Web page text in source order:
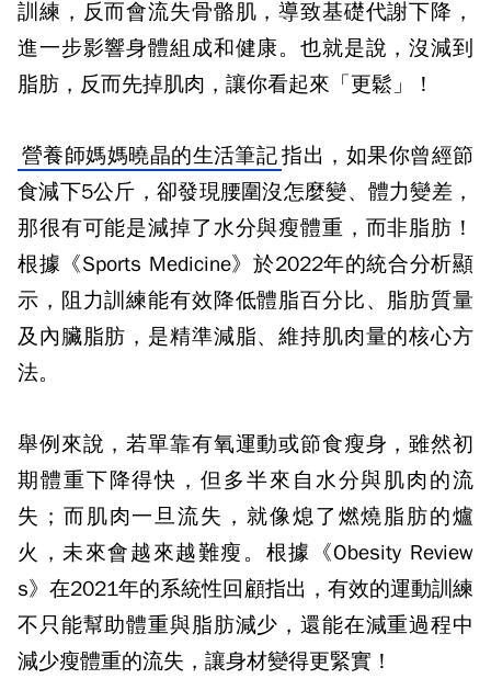
訓練，反而會流失骨骼肌，導致基礎代謝下降，
進一步影響身體組成和健康。也就是說，沒減到
脂肪，反而先掉肌肉，讓你看起來「更鬆」！
營養師媽媽曉晶的生活筆記指出，如果你曾經節
食減下5公斤，卻發現腰圍沒怎麼變、體力變差，
那很有可能是減掉了水分與瘦體重，而非脂肪！
根據《Sports Medicine》於2022年的統合分析顯
示，阻力訓練能有效降低體脂百分比、脂肪質量
及內臟脂肪，是精準減脂、維持肌肉量的核心方
法。
舉例來說，若單靠有氧運動或節食瘦身，雖然初
期體重下降得快，但多半來自水分與肌肉的流
失；而肌肉一旦流失，就像熄了燃燒脂肪的爐
火，未來會越來越難瘦。根據《Obesity Review
s》在2021年的系統性回顧指出，有效的運動訓練
不只能幫助體重與脂肪減少，還能在減重過程中
減少瘦體重的流失，讓身材變得更緊實！